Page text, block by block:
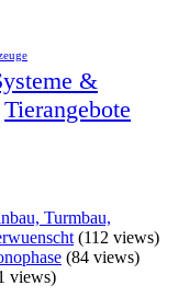
&
Tierangebote
Turmbau,
(112 views)
(84 views)
views)